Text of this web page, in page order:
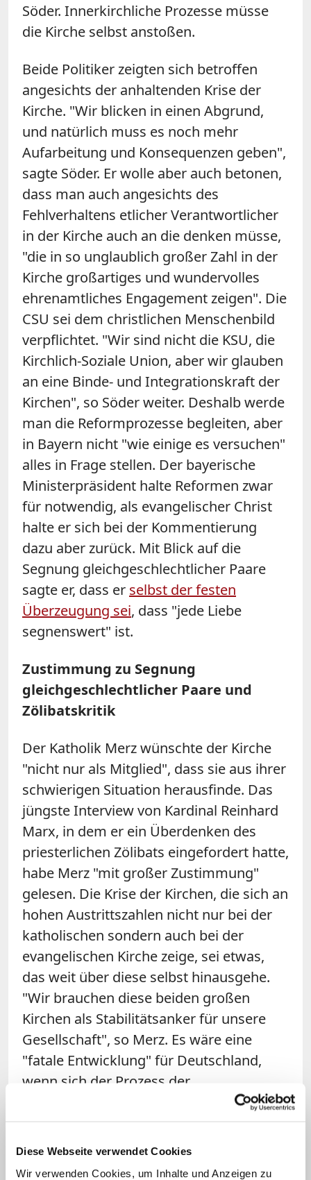
Diese Webseite verwendet Cookies
Wir verwenden Cookies, um Inhalte und Anzeigen zu
Söder. Innerkirchliche Prozesse müsse
die Kirche selbst anstoßen.
Beide Politiker zeigten sich betroffen
angesichts der anhaltenden Krise der
Kirche. "Wir blicken in einen Abgrund,
und natürlich muss es noch mehr
Aufarbeitung und Konsequenzen geben",
sagte Söder. Er wolle aber auch betonen,
dass man auch angesichts des
Fehlverhaltens etlicher Verantwortlicher
in der Kirche auch an die denken müsse,
"die in so unglaublich großer Zahl in der
Kirche großartiges und wundervolles
ehrenamtliches Engagement zeigen". Die
CSU sei dem christlichen Menschenbild
verpflichtet. "Wir sind nicht die KSU, die
Kirchlich-Soziale Union, aber wir glauben
an eine Binde- und Integrationskraft der
Kirchen", so Söder weiter. Deshalb werde
man die Reformprozesse begleiten, aber
in Bayern nicht "wie einige es versuchen"
alles in Frage stellen. Der bayerische
Ministerpräsident halte Reformen zwar
für notwendig, als evangelischer Christ
halte er sich bei der Kommentierung
dazu aber zurück. Mit Blick auf die
Segnung gleichgeschlechtlicher Paare
sagte er, dass er selbst der festen
Überzeugung sei, dass "jede Liebe
segnenswert" ist.
Zustimmung zu Segnung
gleichgeschlechtlicher Paare und
Zölibatskritik
Der Katholik Merz wünschte der Kirche
"nicht nur als Mitglied", dass sie aus ihrer
schwierigen Situation herausfinde. Das
jüngste Interview von Kardinal Reinhard
Marx, in dem er ein Überdenken des
priesterlichen Zölibats eingefordert hatte,
habe Merz "mit großer Zustimmung"
gelesen. Die Krise der Kirchen, die sich an
hohen Austrittszahlen nicht nur bei der
katholischen sondern auch bei der
evangelischen Kirche zeige, sei etwas,
das weit über diese selbst hinausgehe.
"Wir brauchen diese beiden großen
Kirchen als Stabilitätsanker für unsere
Gesellschaft", so Merz. Es wäre eine
"fatale Entwicklung" für Deutschland,
wenn sich der Prozess der
Kirchenaustritte nicht umkehren ließe.
Parteivorsitzenden habe er